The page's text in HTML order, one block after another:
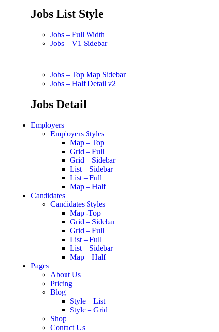
Jobs List Style
Jobs – Full Width
Jobs – V1 Sidebar
Jobs – Top Map Sidebar
Jobs – Half Detail v2
Jobs Detail
Employers
Employers Styles
Map – Top
Grid – Full
Grid – Sidebar
List – Sidebar
List – Full
Map – Half
Candidates
Candidates Styles
Map -Top
Grid – Sidebar
Grid – Full
List – Full
List – Sidebar
Map – Half
Pages
About Us
Pricing
Blog
Style – List
Style – Grid
Shop
Contact Us